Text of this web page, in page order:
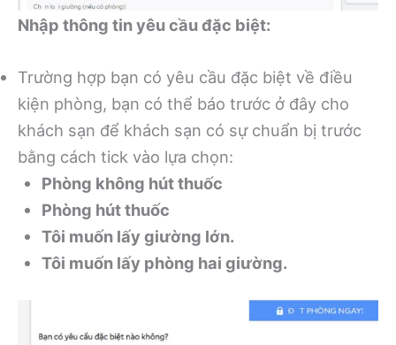
Nhập thông tin yêu cầu đặc biệt:
Trường hợp bạn có yêu cầu đặc biệt về điều
kiện phòng, bạn có thể báo trước ở đây cho
khách sạn để khách sạn có sự chuẩn bị trước
bằng cách tick vào lựa chọn:
Phòng không hút thuốc
Phòng hút thuốc
Tôi muốn lấy giường lớn.
Tôi muốn lấy phòng hai giường.